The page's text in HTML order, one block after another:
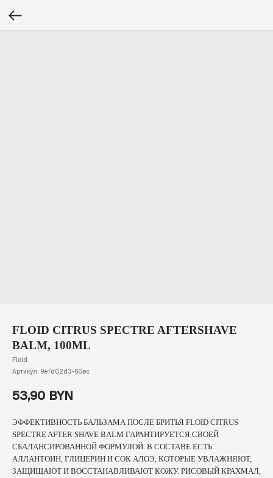
FLOID CITRUS SPECTRE AFTERSHAVE
BALM, 100ML
Floid
Артикул: 9e7d02d3-60ec
53,90 BYN
ЭФФЕКТИВНОСТЬ БАЛЬЗАМА ПОСЛЕ БРИТЬЯ FLOID CITRUS
SPECTRE AFTER SHAVE BALM ГАРАНТИРУЕТСЯ СВОЕЙ
СБАЛАНСИРОВАННОЙ ФОРМУЛОЙ. В СОСТАВЕ ЕСТЬ
АЛЛАНТОИН, ГЛИЦЕРИН И СОК АЛОЭ, КОТОРЫЕ УВЛАЖНЯЮТ,
ЗАЩИЩАЮТ И ВОССТАНАВЛИВАЮТ КОЖУ. РИСОВЫЙ КРАХМАЛ,